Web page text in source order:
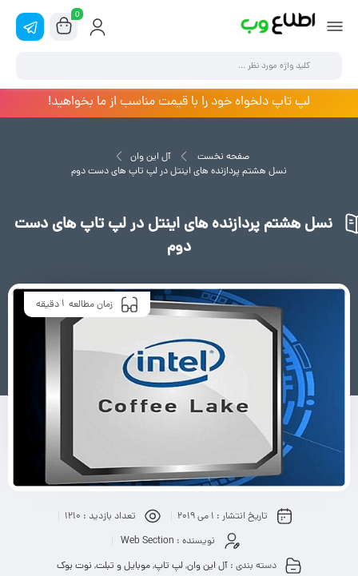
0
لپ تاپ دلخواه خود را با قیمت مناسب از ما بخواهید!
صفحه نخست
آل این وان
نسل هشتم پردازنده های اینتل در لپ تاپ های دست دوم
نسل هشتم پردازنده های اینتل در لپ تاپ های دست
دوم
زمان مطالعه 1 دقیقه
تاریخ انتشار : 1 می 2019 تعداد بازدید : 1210
نویسنده : Web Section
دسته بندی :آل این وان,لپ تاپ,موبایل و تبلت, نوت بوک